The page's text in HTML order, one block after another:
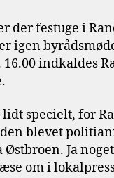
der festuge i
igen
16.00 indkaldes
specielt, for
blevet
Ja
om i